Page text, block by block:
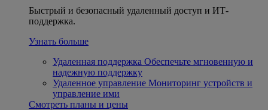
Быстрый и безопасный удаленный доступ и ИТ-
поддержка.
Узнать больше
Удаленная поддержка Обеспечьте мгновенную и
надежную поддержку
Удаленное управление Мониторинг устройств и
управление ими
Смотреть планы и цены